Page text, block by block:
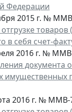
Федерации
2015 г. №
в себя счет-
2016 г. №
2016 г. № ММВ-